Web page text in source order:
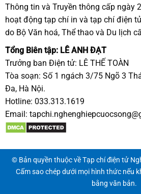
Thông tin và Truyền thông cấp ngày
hoạt động tạp chí in và tạp chí điện
do Bộ Văn hoá, Thể thao và Du lịch
Tổng Biên tập: LÊ ANH ĐẠT
Trưởng ban Điện tử: LÊ THẾ TOÀN
Tòa soạn: Số 1 ngách 3/75 Ngõ 3
Đa, Hà Nội.
Hotline: 033.313.1619
Email:
© Bản quyền thuộc về Tạp chí điện tử
Cấm sao chép dưới mọi hình thức nếu
bằng văn bản.